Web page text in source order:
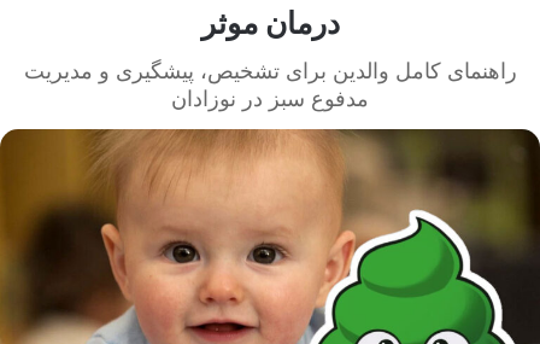
درمان موثر
راهنمای کامل والدین برای تشخیص، پیشگیری و مدیریت
مدفوع سبز در نوزادان